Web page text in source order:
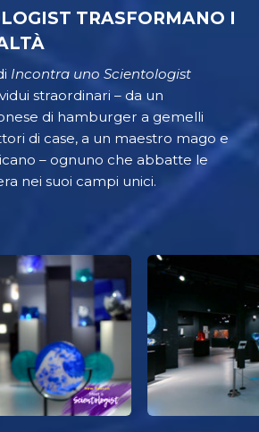
TRASFORMANO I
Incontra uno Scientologist
straordinari – da un
di hamburger a gemelli
di case, a un maestro mago e
– ognuno che abbatte le
nei suoi campi unici.